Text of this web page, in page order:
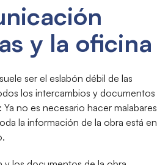
y la oficina
ser el eslabón débil de las
los intercambios y documentos
no es necesario hacer malabares
la información de la obra está en